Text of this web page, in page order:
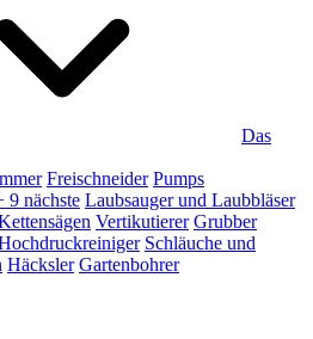
Das
Freischneider Pumps
9 nächste Laubsauger und Laubbläser
Vertikutierer Grubber
Schläuche und
Häcksler Gartenbohrer